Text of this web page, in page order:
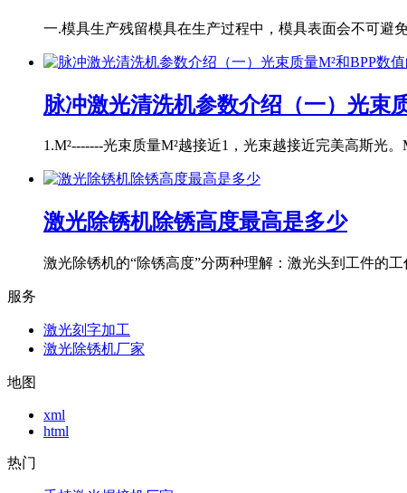
一.模具生产残留模具在生产过程中，模具表面会不可避
脉冲激光清洗机参数介绍（一）光束
1.M²-------光束质量M²越接近1，光束越接近完美高斯光。
激光除锈机除锈高度最高是多少
激光除锈机的“除锈高度”分两种理解：激光头到工件的
服务
激光刻字加工
激光除锈机厂家
地图
xml
html
热门